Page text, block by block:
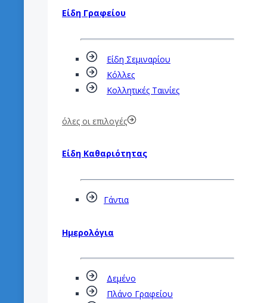
Είδη Γραφείου
Είδη Σεμιναρίου
Κόλλες
Κολλητικές Ταινίες
όλες οι επιλογές
Είδη Καθαριότητας
Γάντια
Ημερολόγια
Δεμένο
Πλάνο Γραφείου